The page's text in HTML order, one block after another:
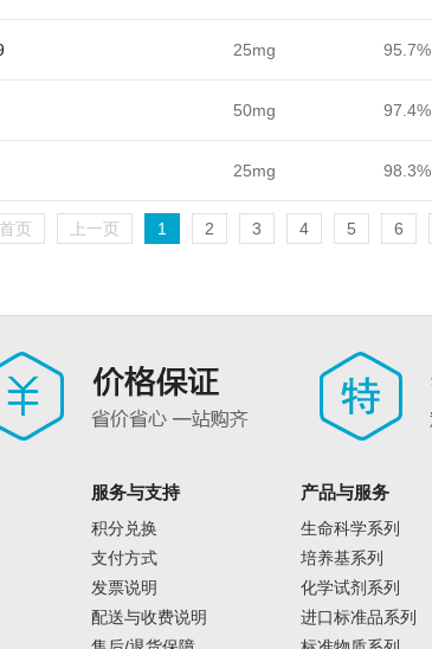
25mg 95.7%
50mg 97.4%
25mg 98.3%
首页 上一页 1 2 3 4 5 6
服务与支持
积分兑换
支付方式
发票说明
配送与收费说明
产品与服务
生命科学系列
培养基系列
化学试剂系列
进口标准品系列